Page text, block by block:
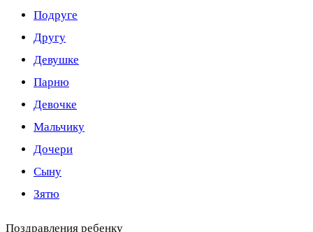
Подруге
Другу
Девушке
Парню
Девочке
Мальчику
Дочери
Сыну
Зятю
Поздравления ребенку